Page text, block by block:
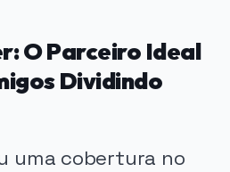
O Parceiro Ideal
Dividindo
uma cobertura no